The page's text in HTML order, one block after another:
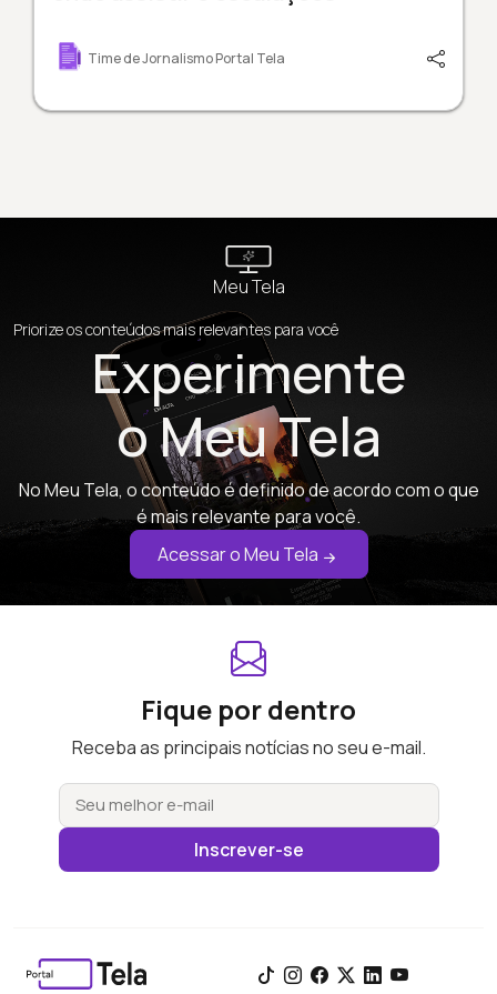
Time de Jornalismo Portal Tela
Meu Tela
Priorize os conteúdos mais relevantes para você
Experimente
o Meu Tela
No Meu Tela, o conteúdo é definido de acordo com o que
é mais relevante para você.
Acessar o Meu Tela
Fique por dentro
Receba as principais notícias no seu e-mail.
Inscrever-se